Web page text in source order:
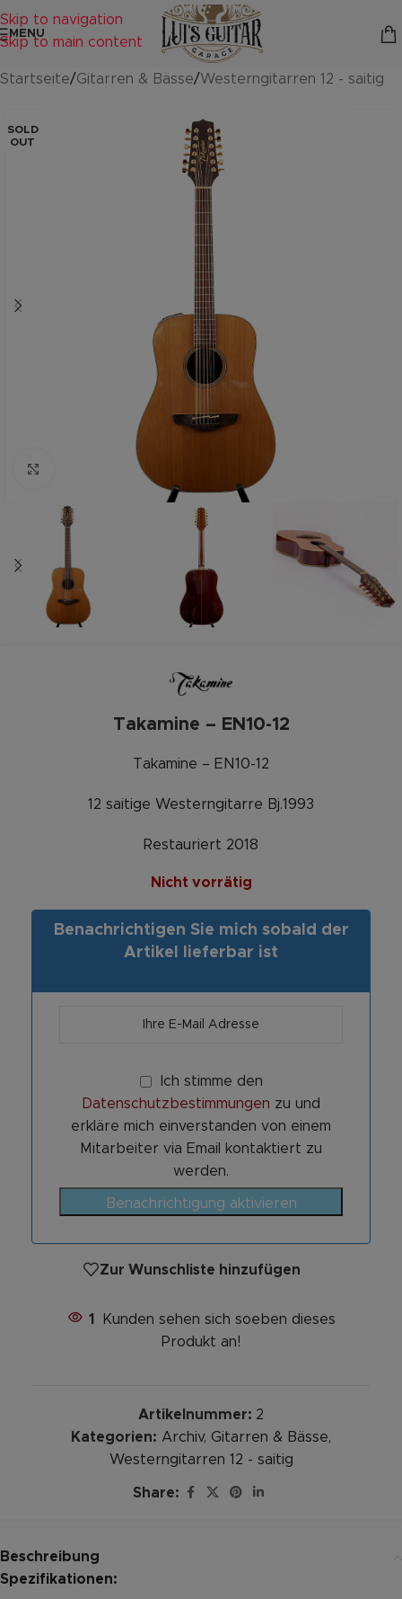
Skip to navigation
Skip to main content
MENU
Startseite/Gitarren & Bässe/Westerngitarren 12 - saitig
SOLD
OUT
Zum vergrößern anklicken
Takamine – EN10-12
Takamine – EN10-12
12 saitige Westerngitarre Bj.1993
Restauriert 2018
Nicht vorrätig
Benachrichtigen Sie mich sobald der
Artikel lieferbar ist
Ich stimme den
Datenschutzbestimmungen zu und
erkläre mich einverstanden von einem
Mitarbeiter via Email kontaktiert zu
werden.
Benachrichtigung aktivieren
Zur Wunschliste hinzufügen
1
Kunden sehen sich soeben dieses
Produkt an!
Artikelnummer: 2
Kategorien: Archiv, Gitarren & Bässe,
Westerngitarren 12 - saitig
Share:
Beschreibung
Spezifikationen: